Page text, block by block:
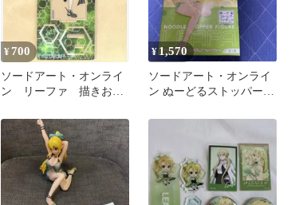
¥ 700
ソードアート・オンライ
ン リーファ 描きおろ
ディオン
¥1,570
ソードアート・オンライ
ン ぬーどるストッパーフ